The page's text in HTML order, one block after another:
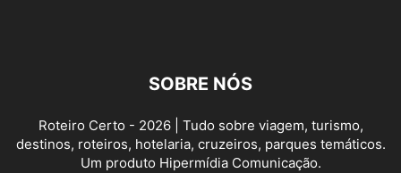
SOBRE NÓS
Roteiro Certo - 2026 | Tudo sobre viagem, turismo,
destinos, roteiros, hotelaria, cruzeiros, parques temáticos.
Um produto Hipermídia Comunicação.